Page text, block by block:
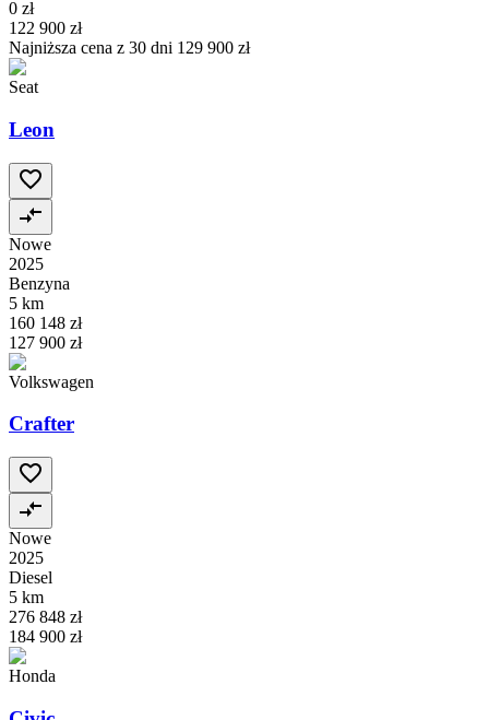
0 zł
122 900 zł
Najniższa cena z 30 dni 129 900 zł
Seat
Leon
Nowe
2025
Benzyna
5 km
160 148 zł
127 900 zł
Volkswagen
Crafter
Nowe
2025
Diesel
5 km
276 848 zł
184 900 zł
Honda